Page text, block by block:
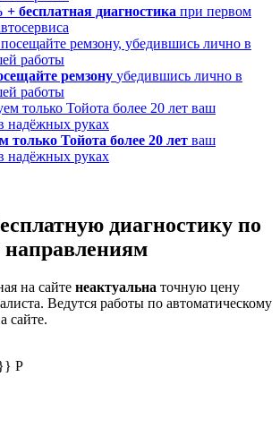
бесплатная диагностика при первом
ремзону убедившись лично в
работы
только Тойота более 20 лет ваш
надёжных руках
диагностику по
на сайте неактуальна точную цену
Ведутся работы по автоматическому
сайте.
Р